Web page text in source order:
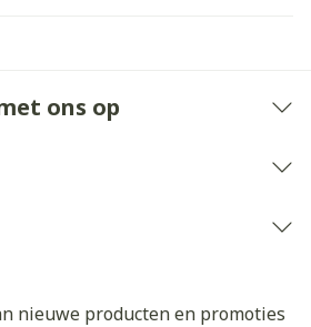
ons op
nieuwe producten en promoties